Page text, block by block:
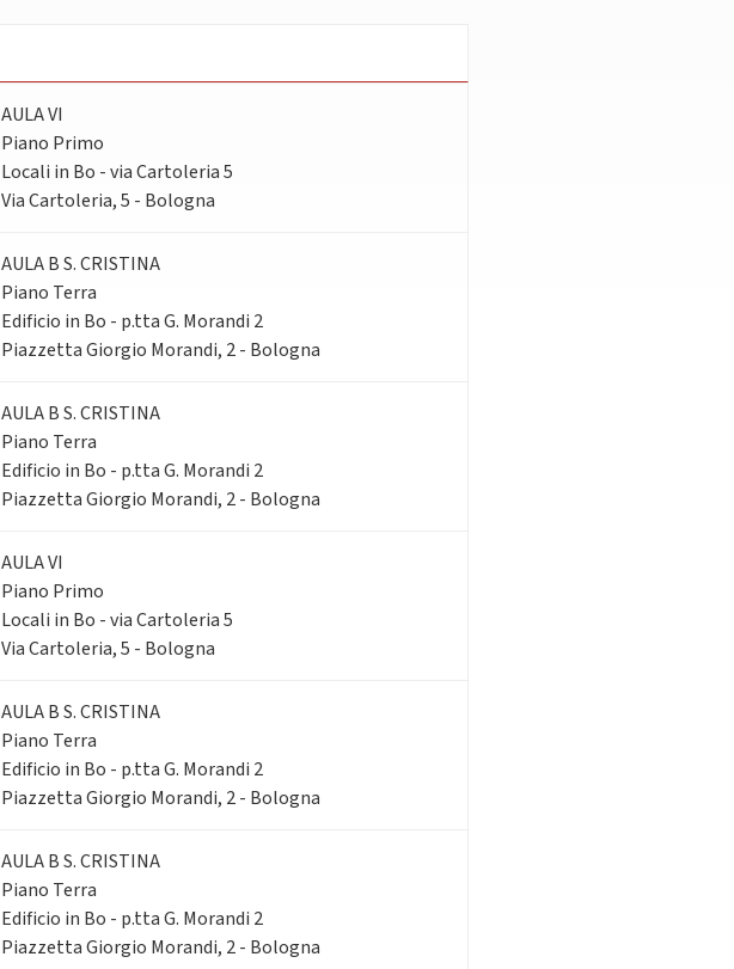
AULA VI
Piano Primo
Locali in Bo - via Cartoleria 5
Via Cartoleria, 5 - Bologna
AULA B S. CRISTINA
Piano Terra
Edificio in Bo - p.tta G. Morandi 2
Piazzetta Giorgio Morandi, 2 - Bologna
AULA B S. CRISTINA
Piano Terra
Edificio in Bo - p.tta G. Morandi 2
Piazzetta Giorgio Morandi, 2 - Bologna
AULA VI
Piano Primo
Locali in Bo - via Cartoleria 5
Via Cartoleria, 5 - Bologna
AULA B S. CRISTINA
Piano Terra
Edificio in Bo - p.tta G. Morandi 2
Piazzetta Giorgio Morandi, 2 - Bologna
AULA B S. CRISTINA
Piano Terra
Edificio in Bo - p.tta G. Morandi 2
Piazzetta Giorgio Morandi, 2 - Bologna